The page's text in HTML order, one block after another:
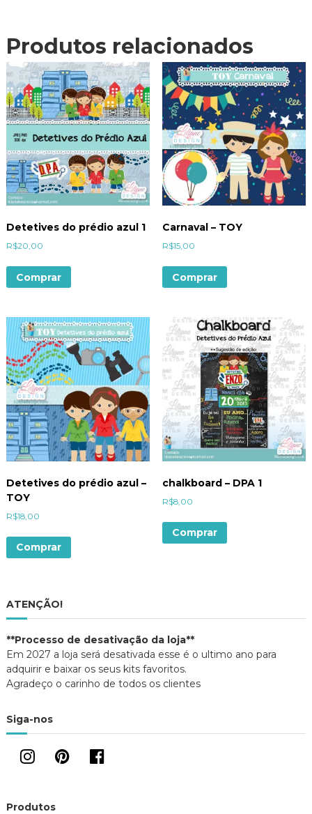
Produtos relacionados
Detetives do prédio azul 1
R$20,00
Comprar
Carnaval – TOY
R$15,00
Comprar
Detetives do prédio azul –
TOY
R$18,00
Comprar
chalkboard – DPA 1
R$8,00
Comprar
ATENÇÃO!
**Processo de desativação da loja**
Em 2027 a loja será desativada esse é o ultimo ano para
adquirir e baixar os seus kits favoritos.
Agradeço o carinho de todos os clientes
Siga-nos
Produtos